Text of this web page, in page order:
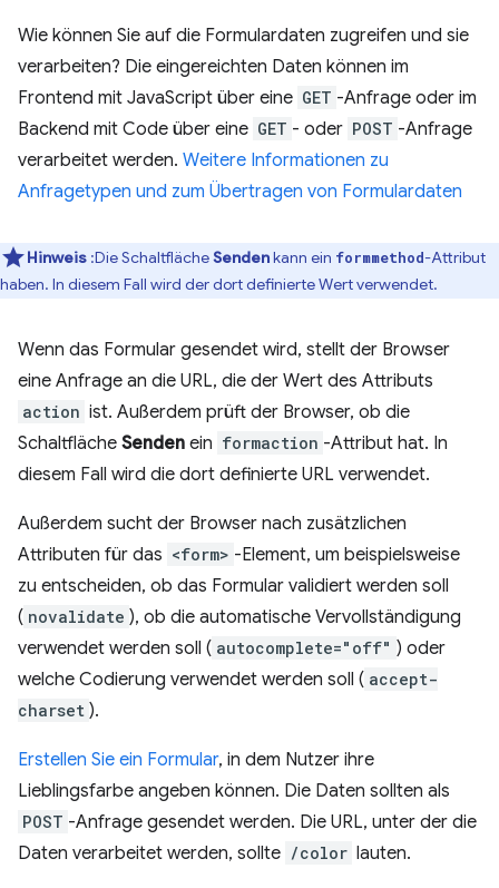
Wie können Sie auf die Formulardaten zugreifen und sie
verarbeiten? Die eingereichten Daten können im
Frontend mit JavaScript über eine GET -Anfrage oder im
Backend mit Code über eine GET - oder POST -Anfrage
verarbeitet werden. Weitere Informationen zu
Anfragetypen und zum Übertragen von Formulardaten
Hinweis :Die SchaltflächeSendenkann ein formmethod-Attribut
haben. In diesem Fall wird der dort definierte Wert verwendet.
Wenn das Formular gesendet wird, stellt der Browser
eine Anfrage an die URL, die der Wert des Attributs
action ist. Außerdem prüft der Browser, ob die
Schaltfläche Senden ein formaction -Attribut hat. In
diesem Fall wird die dort definierte URL verwendet.
Außerdem sucht der Browser nach zusätzlichen
Attributen für das <form> -Element, um beispielsweise
zu entscheiden, ob das Formular validiert werden soll
( novalidate ), ob die automatische Vervollständigung
verwendet werden soll ( autocomplete="off" ) oder
welche Codierung verwendet werden soll ( accept-
charset ).
Erstellen Sie ein Formular, in dem Nutzer ihre
Lieblingsfarbe angeben können. Die Daten sollten als
POST -Anfrage gesendet werden. Die URL, unter der die
Daten verarbeitet werden, sollte /color lauten.